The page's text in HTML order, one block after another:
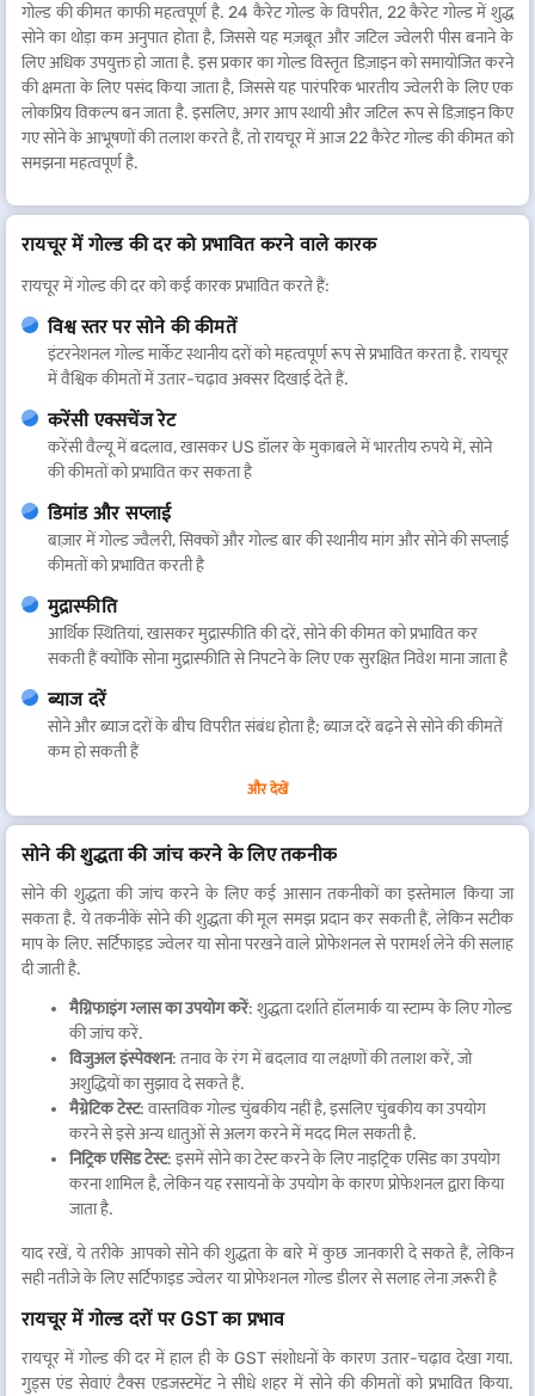
गोल्ड की कीमत काफी महत्वपूर्ण है. 24 कैरेट गोल्ड के विपरीत, 22 कैरेट गोल्ड में शुद्ध
सोने का थोड़ा कम अनुपात होता है, जिससे यह मज़बूत और जटिल ज्वेलरी पीस बनाने के
लिए अधिक उपयुक्त हो जाता है. इस प्रकार का गोल्ड विस्तृत डिज़ाइन को समायोजित करने
की क्षमता के लिए पसंद किया जाता है, जिससे यह पारंपरिक भारतीय ज्वेलरी के लिए एक
लोकप्रिय विकल्प बन जाता है. इसलिए, अगर आप स्थायी और जटिल रूप से डिज़ाइन किए
गए सोने के आभूषणों की तलाश करते हैं, तो रायचूर में आज 22 कैरेट गोल्ड की कीमत को
समझना महत्वपूर्ण है.
रायचूर में गोल्ड की दर को प्रभावित करने वाले कारक
रायचूर में गोल्ड की दर को कई कारक प्रभावित करते हैं:
विश्व स्तर पर सोने की कीमतें
इंटरनेशनल गोल्ड मार्केट स्थानीय दरों को महत्वपूर्ण रूप से प्रभावित करता है. रायचूर
में वैश्विक कीमतों में उतार-चढ़ाव अक्सर दिखाई देते हैं.
करेंसी एक्सचेंज रेट
करेंसी वैल्यू में बदलाव, खासकर US डॉलर के मुकाबले में भारतीय रुपये में, सोने
की कीमतों को प्रभावित कर सकता है
डिमांड और सप्लाई
बाज़ार में गोल्ड ज्वैलरी, सिक्कों और गोल्ड बार की स्थानीय मांग और सोने की सप्लाई
कीमतों को प्रभावित करती है
मुद्रास्फीति
आर्थिक स्थितियां, खासकर मुद्रास्फीति की दरें, सोने की कीमत को प्रभावित कर
सकती हैं क्योंकि सोना मुद्रास्फीति से निपटने के लिए एक सुरक्षित निवेश माना जाता है
ब्याज दरें
सोने और ब्याज दरों के बीच विपरीत संबंध होता है; ब्याज दरें बढ़ने से सोने की कीमतें
कम हो सकती हैं
सोने पर आयात शुल्क और अन्य सरकारी नियमों का कीमतों पर प्रभाव पड़ सकता है
बाज़ार के उतार-चढ़ाव का अनुमान
निवेशकों के विचार और मार्किट में अटकलों के आधार पर सोने की कीमतों में
अल्पकालिक उतार-चढ़ाव आ सकता है
इन कारकों को समझने से रायचूर में गोल्ड मार्केट में व्यक्तियों और निवेशकों को सूचित
रायचूर में आज की गोल्ड दर कल की गोल्ड दरों से अलग क्यों है?
कुछ कारणों से रायचूर में 916 हॉलमार्क की गोल्ड की कीमत दिन-प्रतिदिन बदलती है.
सबसे पहले, दुनिया में जो कुछ हो रहा है उसके आधार पर दुनिया भर में सोने की कीमत
बदलती रहती है. अर्थव्यवस्था में बदलाव, करेंसी वैल्यू और सोने की मांग जैसी चीजें इसकी
कीमत को प्रभावित करती हैं. इसके अलावा, उपलब्ध गोल्ड की राशि और कितने लोग इसे
रोजाना खरीदना या बेचना चाहते हैं, जिससे कीमत बढ़ जाती है या कम हो जाती है. तो, आज
आप जो देखते हैं वह कल की कीमत के समान नहीं हो सकता है क्योंकि बहुत सी चीजें
और देखें
सोने की शुद्धता की जांच करने के लिए तकनीक
सोने की शुद्धता की जांच करने के लिए कई आसान तकनीकों का इस्तेमाल किया जा
सकता है. ये तकनीकें सोने की शुद्धता की मूल समझ प्रदान कर सकती हैं, लेकिन सटीक
माप के लिए. सर्टिफाइड ज्वेलर या सोना परखने वाले प्रोफेशनल से परामर्श लेने की सलाह
दी जाती है.
मैग्निफाइंग ग्लास का उपयोग करें: शुद्धता दर्शाते हॉलमार्क या स्टाम्प के लिए गोल्ड
की जांच करें.
विजुअल इंस्पेक्शन: तनाव के रंग में बदलाव या लक्षणों की तलाश करें, जो
अशुद्धियों का सुझाव दे सकते हैं.
मैग्नेटिक टेस्ट: वास्तविक गोल्ड चुंबकीय नहीं है, इसलिए चुंबकीय का उपयोग
करने से इसे अन्य धातुओं से अलग करने में मदद मिल सकती है.
निट्रिक एसिड टेस्ट: इसमें सोने का टेस्ट करने के लिए नाइट्रिक एसिड का उपयोग
करना शामिल है, लेकिन यह रसायनों के उपयोग के कारण प्रोफेशनल द्वारा किया
जाता है.
याद रखें, ये तरीके आपको सोने की शुद्धता के बारे में कुछ जानकारी दे सकते हैं, लेकिन
सही नतीजे के लिए सर्टिफाइड ज्वेलर या प्रोफेशनल गोल्ड डीलर से सलाह लेना ज़रूरी है
रायचूर में गोल्ड दरों पर GST का प्रभाव
रायचूर में गोल्ड की दर में हाल ही के GST संशोधनों के कारण उतार-चढ़ाव देखा गया.
गुड्स एंड सेवाएं टैक्स एडजस्टमेंट ने सीधे शहर में सोने की कीमतों को प्रभावित किया.